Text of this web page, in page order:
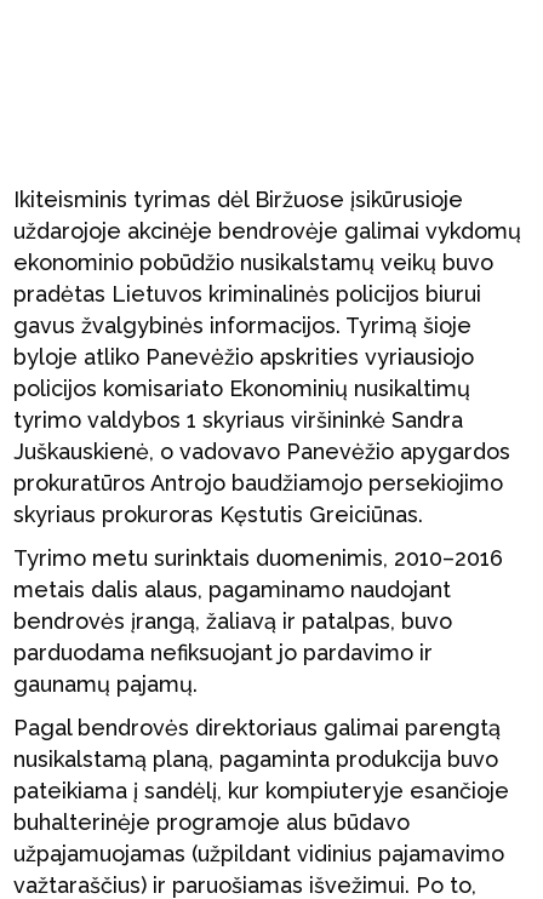
Ikiteisminis tyrimas dėl Biržuose įsikūrusioje
uždarojoje akcinėje bendrovėje galimai vykdomų
ekonominio pobūdžio nusikalstamų veikų buvo
pradėtas Lietuvos kriminalinės policijos biurui
gavus žvalgybinės informacijos. Tyrimą šioje
byloje atliko Panevėžio apskrities vyriausiojo
policijos komisariato Ekonominių nusikaltimų
tyrimo valdybos 1 skyriaus viršininkė Sandra
Juškauskienė, o vadovavo Panevėžio apygardos
prokuratūros Antrojo baudžiamojo persekiojimo
skyriaus prokuroras Kęstutis Greiciūnas.
Tyrimo metu surinktais duomenimis, 2010–2016
metais dalis alaus, pagaminamo naudojant
bendrovės įrangą, žaliavą ir patalpas, buvo
parduodama nefiksuojant jo pardavimo ir
gaunamų pajamų.
Pagal bendrovės direktoriaus galimai parengtą
nusikalstamą planą, pagaminta produkcija buvo
pateikiama į sandėlį, kur kompiuteryje esančioje
buhalterinėje programoje alus būdavo
užpajamuojamas (užpildant vidinius pajamavimo
važtaraščius) ir paruošiamas išvežimui. Po to,